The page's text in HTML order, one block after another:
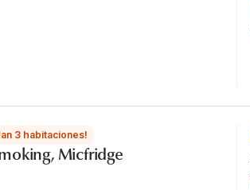
3 habitaciones!
Micfridge